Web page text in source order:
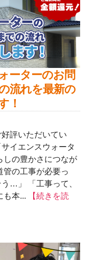
ーターのお問
流れを最新の
！
評いただいてい
イエンスウォータ
しの豊かさにつなが
管の工事が必要っ
…」 「工事って、
も本...
【続きを読